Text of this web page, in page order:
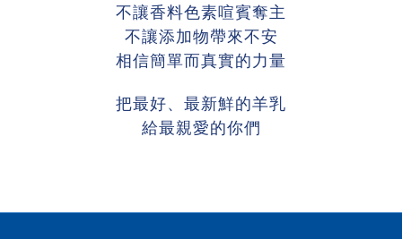
不讓香料色素喧賓奪主
不讓添加物帶來不安
相信簡單而真實的力量
把最好、最新鮮的羊乳
給最親愛的你們